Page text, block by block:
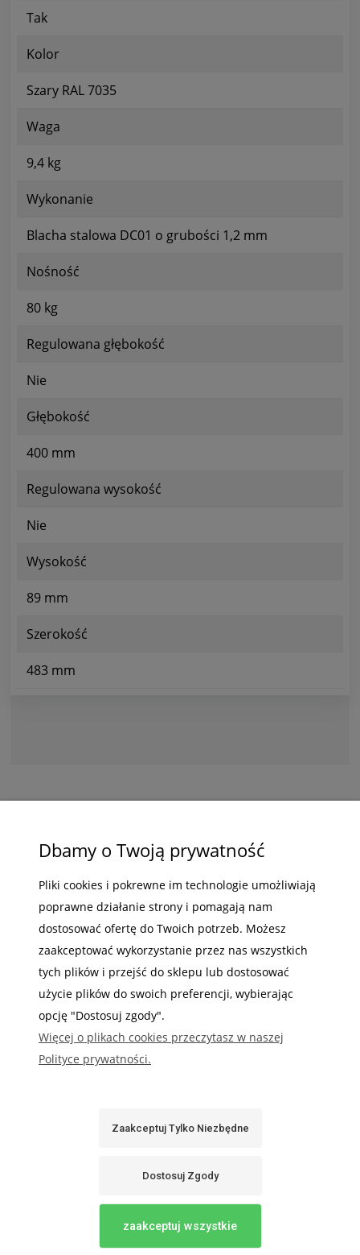
Tak
Kolor
Szary RAL 7035
Waga
9,4 kg
Wykonanie
Blacha stalowa DC01 o grubości 1,2 mm
Nośność
80 kg
Regulowana głębokość
Nie
Głębokość
400 mm
Regulowana wysokość
Nie
Wysokość
89 mm
Szerokość
483 mm
ZAKUPY
POMOC
MOJE KONTO
INFORMACJE
Gdzie nas możesz znaleźć
Sklep internetowy Shoper.pl
Dbamy o Twoją prywatność
Pliki cookies i pokrewne im technologie umożliwiają
poprawne działanie strony i pomagają nam
dostosować ofertę do Twoich potrzeb. Możesz
zaakceptować wykorzystanie przez nas wszystkich
tych plików i przejść do sklepu lub dostosować
użycie plików do swoich preferencji, wybierając
opcję "Dostosuj zgody".
Więcej o plikach cookies przeczytasz w naszej
Polityce prywatności.
Zaakceptuj Tylko Niezbędne
Dostosuj Zgody
zaakceptuj wszystkie